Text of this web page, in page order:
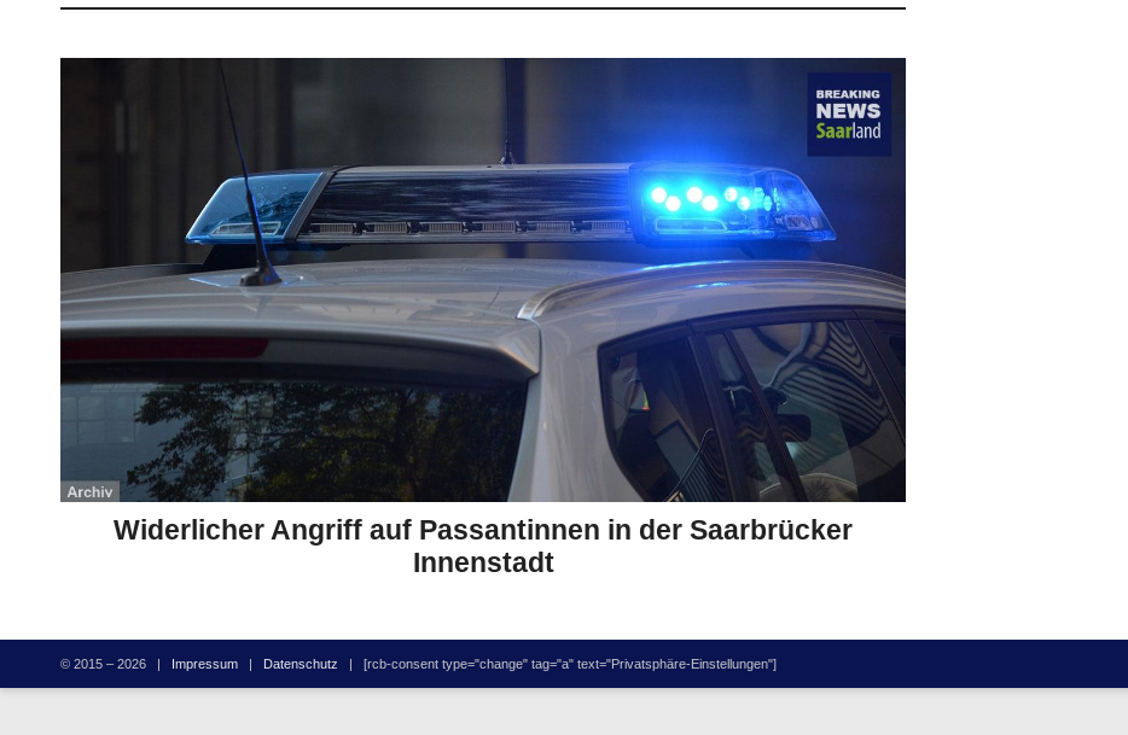
Widerlicher Angriff auf Passantinnen in der Saarbrücker
Innenstadt
© 2015 – 2026 | Impressum | Datenschutz | [rcb-consent type="change" tag="a" text="Privatsphäre-Einstellungen"]